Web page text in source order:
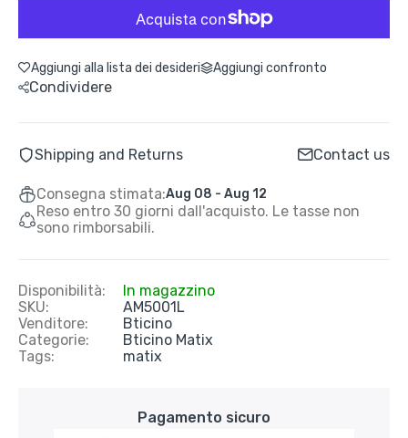
Aggiungi alla lista dei desideri Aggiungi confronto
Condividere
Shipping and Returns Contact us
Consegna stimata:Aug 08 - Aug 12
Reso entro 30 giorni dall'acquisto. Le tasse non
sono rimborsabili.
Disponibilità:
In magazzino
SKU:
AM5001L
Venditore:
Bticino
Categorie:
Bticino Matix
Tags:
matix
Pagamento sicuro